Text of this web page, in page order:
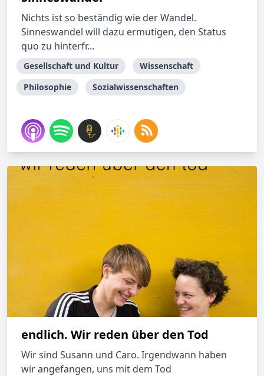
Nichts ist so beständig wie der Wandel.
Sinneswandel will dazu ermutigen, den Status
quo zu hinterfr...
Gesellschaft und Kultur
Wissenschaft
Philosophie
Sozialwissenschaften
endlich. Wir reden über den Tod
Wir sind Susann und Caro. Irgendwann haben
wir angefangen, uns mit dem Tod